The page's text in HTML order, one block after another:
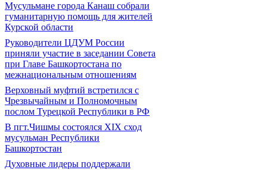
Мусульмане города Канаш собрали
гуманитарную помощь для жителей
Курской области
Руководители ЦДУМ России
приняли участие в заседании Совета
при Главе Башкортостана по
межнациональным отношениям
Верховный муфтий встретился с
Чрезвычайным и Полномочным
послом Турецкой Республики в РФ
В пгт.Чишмы состоялся XIX сход
мусульман Республики
Башкортостан
Духовные лидеры поддержали